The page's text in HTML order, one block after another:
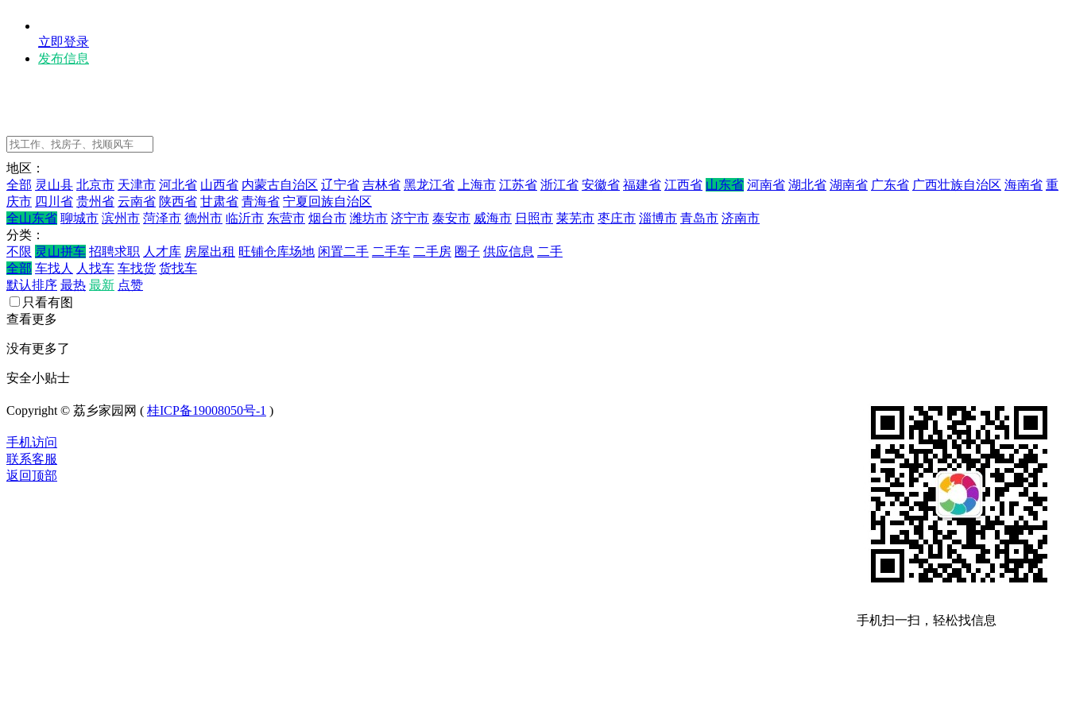
立即登录
发布信息
地区：
全部 灵山县 北京市 天津市 河北省 山西省 内蒙古自治区 辽宁省 吉林省 黑龙江省 上海市 江苏省 浙江省 安徽省 福建省 江西省 山东省 河南省 湖北省 湖南省 广东省 广西壮族自治区 海南省 重
庆市 四川省 贵州省 云南省 陕西省 甘肃省 青海省 宁夏回族自治区
全山东省 聊城市 滨州市 菏泽市 德州市 临沂市 东营市 烟台市 潍坊市 济宁市 泰安市 威海市 日照市 莱芜市 枣庄市 淄博市 青岛市 济南市
分类：
不限 灵山拼车 招聘求职 人才库 房屋出租 旺铺仓库场地 闲置二手 二手车 二手房 圈子 供应信息 二手
全部 车找人 人找车 车找货 货找车
默认排序 最热 最新 点赞
只看有图
查看更多
没有更多了
安全小贴士
手机扫一扫，轻松找信息
Copyright © 荔乡家园网 ( 桂ICP备19008050号-1 )
手机访问
联系客服
返回顶部